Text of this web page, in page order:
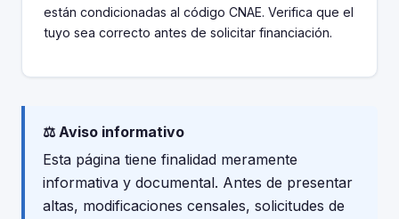
están condicionadas al código CNAE. Verifica que el
tuyo sea correcto antes de solicitar financiación.
⚖️ Aviso informativo
Esta página tiene finalidad meramente
informativa y documental. Antes de presentar
altas, modificaciones censales, solicitudes de